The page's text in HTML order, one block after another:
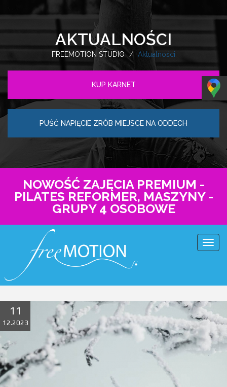
AKTUALNOŚCI
FREEMOTION STUDIO Aktualności
KUP KARNET
PUŚĆ NAPIĘCIE ZRÓB MIEJSCE NA ODDECH
NOWOŚĆ ZAJĘCIA PREMIUM -
PILATES REFORMER, MASZYNY -
GRUPY 4 OSOBOWE
11
12.2023